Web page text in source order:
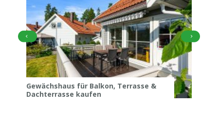
Gewächshaus für Balkon, Terrasse &
Dachterrasse kaufen